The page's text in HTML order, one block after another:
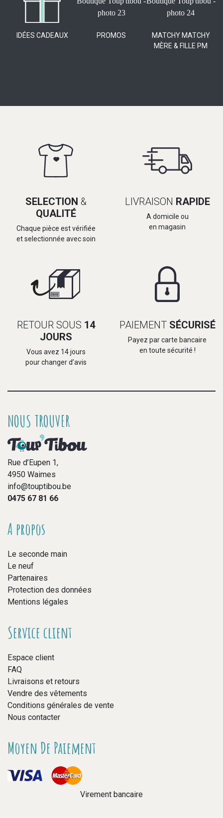
IDÉES CADEAUX PROMOS
MATCHY MATCHY
MÈRE & FILLE PM
SELECTION &
QUALITÉ
Chaque pièce est vérifiée
et selectionnée avec soin
LIVRAISON RAPIDE
A domicile ou
en magasin
RETOUR SOUS 14
JOURS
Vous avez 14 jours
pour changer d’avis
PAIEMENT SÉCURISÉ
Payez par carte bancaire
en toute sécurité !
NOUS TROUVER
Rue d’Eupen 1,
4950 Waimes
info@touptibou.be
0475 67 81 66
A propos
Le seconde main
Le neuf
Partenaires
Protection des données
Mentions légales
Service client
Espace client
FAQ
Livraisons et retours
Vendre des vêtements
Conditions générales de vente
Nous contacter
Moyen De Paiement
Virement bancaire